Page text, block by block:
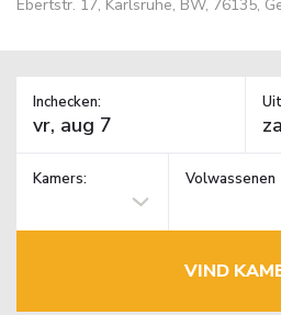
Ebertstr. 17, Karlsruhe, BW, 76135,
Inchecken:
Kamers: Volwassenen
VIND